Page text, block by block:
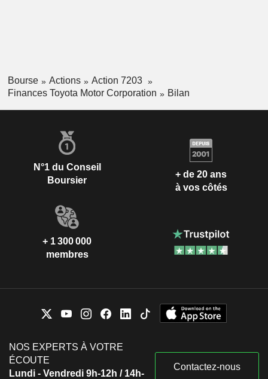
Bourse Actions
Action 7203
Finances Toyota Motor Corporation
Bilan
N°1 du Conseil
Boursier
+ de 20 ans
à vos côtés
+ 1 300 000
membres
NOS EXPERTS À VOTRE
ÉCOUTE
Lundi - Vendredi 9h-12h / 14h-
Contactez-nous